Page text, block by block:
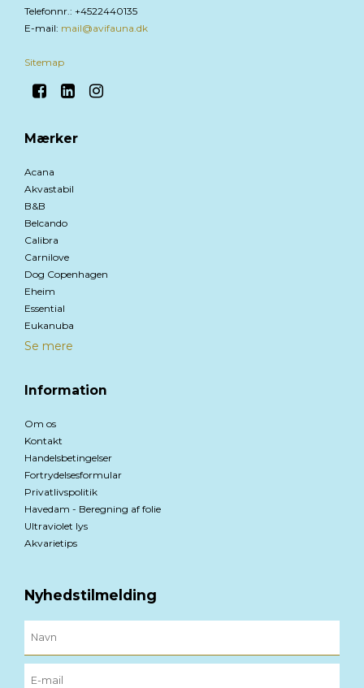
Telefonnr.: +4522440135
E-mail: mail@avifauna.dk
Sitemap
Mærker
Acana
Akvastabil
B&B
Belcando
Calibra
Carnilove
Dog Copenhagen
Eheim
Essential
Eukanuba
Se mere
Information
Om os
Kontakt
Handelsbetingelser
Fortrydelsesformular
Privatlivspolitik
Havedam - Beregning af folie
Ultraviolet lys
Akvarietips
Nyhedstilmelding